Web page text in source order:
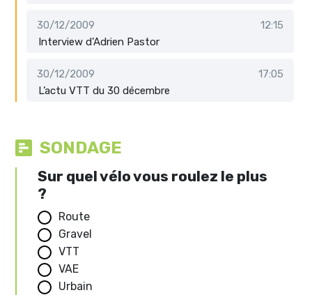
30/12/2009
12:15
Interview d’Adrien Pastor
30/12/2009
17:05
L’actu VTT du 30 décembre
SONDAGE
Sur quel vélo vous roulez le plus
?
Route
Gravel
VTT
VAE
Urbain